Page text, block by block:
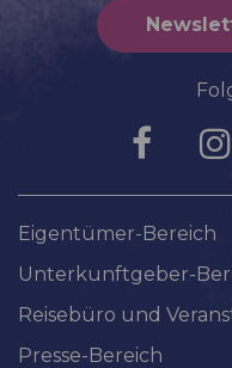
Eigentümer-Bereich
Unterkunftgeber-
Reisebüro und
Presse-Bereich